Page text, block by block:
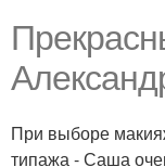
При выборе
типажа - Саша